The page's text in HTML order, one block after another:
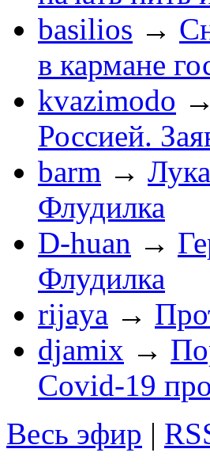
basilios →
в кармане
kvazimodo →
Россией.
barm →
Флудилка
D-huan →
Флудилка
rijaya →
djamix →
Covid-19
Весь эфир |